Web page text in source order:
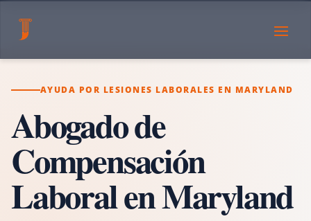
AYUDA POR LESIONES LABORALES EN MARYLAND
Abogado de
Compensación
Laboral en Maryland